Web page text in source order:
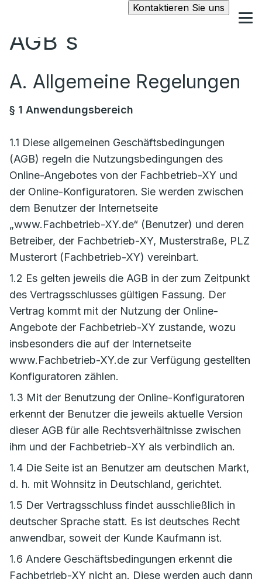
Kontaktieren Sie uns
AGB´s
A. Allgemeine Regelungen
§ 1 Anwendungsbereich
1.1 Diese allgemeinen Geschäftsbedingungen
(AGB) regeln die Nutzungsbedingungen des
Online-Angebotes von der Fachbetrieb-XY und
der Online-Konfiguratoren. Sie werden zwischen
dem Benutzer der Internetseite
„www.Fachbetrieb-XY.de“ (Benutzer) und deren
Betreiber, der Fachbetrieb-XY, Musterstraße, PLZ
Musterort (Fachbetrieb-XY) vereinbart.
1.2 Es gelten jeweils die AGB in der zum Zeitpunkt
des Vertragsschlusses gültigen Fassung. Der
Vertrag kommt mit der Nutzung der Online-
Angebote der Fachbetrieb-XY zustande, wozu
insbesonders die auf der Internetseite
www.Fachbetrieb-XY.de zur Verfügung gestellten
Konfiguratoren zählen.
1.3 Mit der Benutzung der Online-Konfiguratoren
erkennt der Benutzer die jeweils aktuelle Version
dieser AGB für alle Rechtsverhältnisse zwischen
ihm und der Fachbetrieb-XY als verbindlich an.
1.4 Die Seite ist an Benutzer am deutschen Markt,
d. h. mit Wohnsitz in Deutschland, gerichtet.
1.5 Der Vertragsschluss findet ausschließlich in
deutscher Sprache statt. Es ist deutsches Recht
anwendbar, soweit der Kunde Kaufmann ist.
1.6 Andere Geschäftsbedingungen erkennt die
Fachbetrieb-XY nicht an. Diese werden auch dann